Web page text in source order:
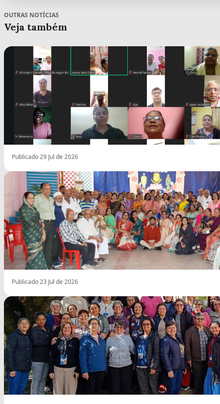
OUTRAS NOTÍCIAS
Veja também
Publicado 29 Jul de 2026
Publicado 23 Jul de 2026